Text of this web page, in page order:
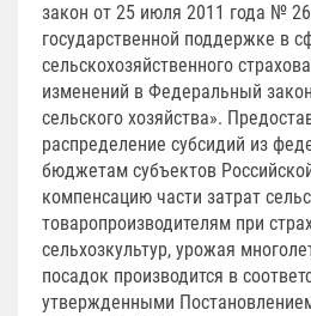
закон от 25 июля 2011 года №
государственной поддержке в
сельскохозяйственного
изменений в Федеральный
сельского хозяйства».
распределение субсидий из
бюджетам субъектов
компенсацию части затрат
товаропроизводителям при
сельхозкультур, урожая
посадок производится в
утвержденными